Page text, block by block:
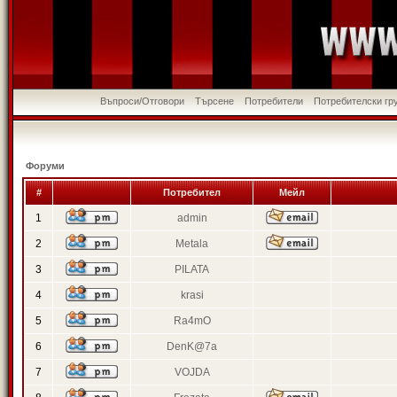
Въпроси/Отговори Търсене Потребители Потребителски
Форуми
# Потребител Мейл
1 admin
2 Metala
3 PILATA
4 krasi
5 Ra4mO
6 DenK@7a
7 VOJDA